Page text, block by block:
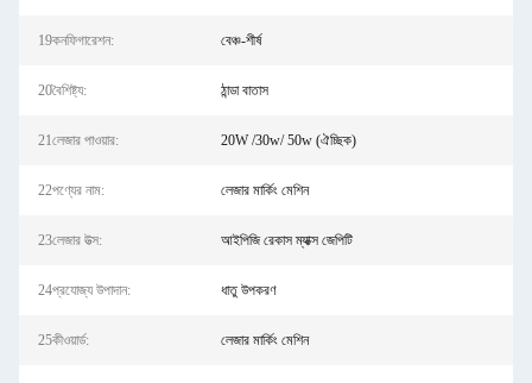
19কনফিগারেশন: বেঞ্চ-শীর্ষ
20বৈশিষ্ট্য: ঠান্ডা বাতাস
21লেজার পাওয়ার: 20W /30w/ 50w (ঐচ্ছিক)
22পণ্যের নাম: লেজার মার্কিং মেশিন
23লেজার উত্স: আইপিজি রেকাস ম্যাক্স জেপিটি
24প্রযোজ্য উপাদান: ধাতু উপকরণ
25কীওয়ার্ড: লেজার মার্কিং মেশিন